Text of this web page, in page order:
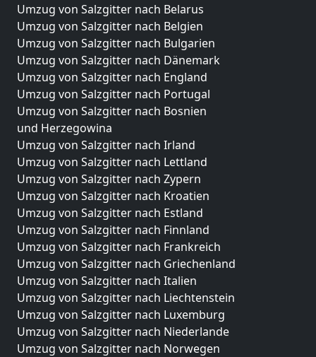
Umzug von Salzgitter nach Belarus
Umzug von Salzgitter nach Belgien
Umzug von Salzgitter nach Bulgarien
Umzug von Salzgitter nach Dänemark
Umzug von Salzgitter nach England
Umzug von Salzgitter nach Portugal
Umzug von Salzgitter nach Bosnien
und Herzegowina
Umzug von Salzgitter nach Irland
Umzug von Salzgitter nach Lettland
Umzug von Salzgitter nach Zypern
Umzug von Salzgitter nach Kroatien
Umzug von Salzgitter nach Estland
Umzug von Salzgitter nach Finnland
Umzug von Salzgitter nach Frankreich
Umzug von Salzgitter nach Griechenland
Umzug von Salzgitter nach Italien
Umzug von Salzgitter nach Liechtenstein
Umzug von Salzgitter nach Luxemburg
Umzug von Salzgitter nach Niederlande
Umzug von Salzgitter nach Norwegen